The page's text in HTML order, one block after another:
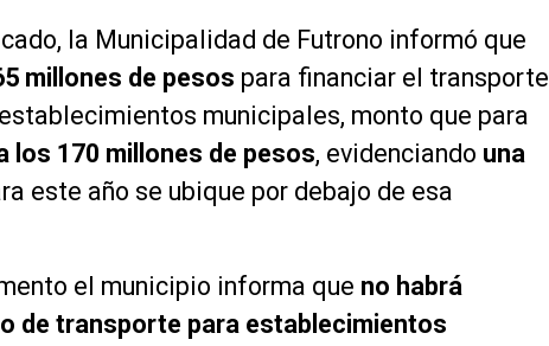
la Municipalidad de Futrono informó que
millones de pesos para financiar el transporte
municipales, monto que para
los 170 millones de pesos, evidenciando una
este año se ubique por debajo de esa
el municipio informa que no habrá
de transporte para establecimientos